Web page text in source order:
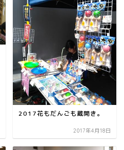
2017花もだんごも蔵開き。
2017年4月18日